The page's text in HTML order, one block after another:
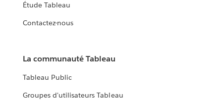
Étude Tableau
Contactez-nous
La communauté Tableau
Tableau Public
Groupes d'utilisateurs Tableau